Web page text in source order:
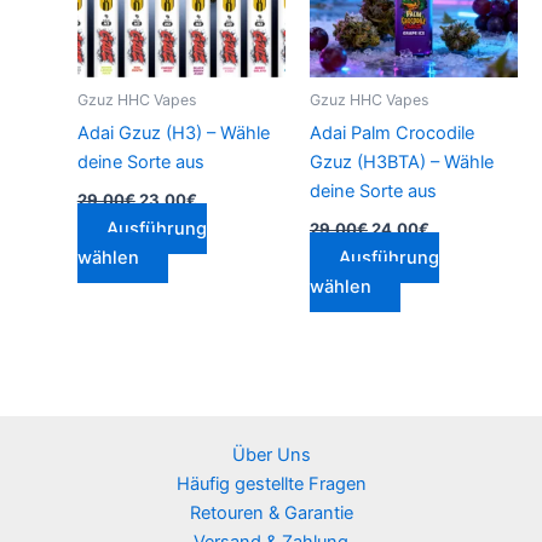
Gzuz HHC Vapes
Adai Gzuz (H3) – Wähle
deine Sorte aus
29.00€23.00€
Ausführung
wählen
auf.
Die
können
auf
der
Produktseite
gewählt
werden
Gzuz HHC Vapes
Adai Palm Crocodile
Gzuz (H3BTA) – Wähle
deine Sorte aus
29.00€24.00€
Ausführung
wählen
auf.
Die
können
auf
der
Produktseite
gewählt
werden
Über Uns
Häufig gestellte Fragen
Retouren & Garantie